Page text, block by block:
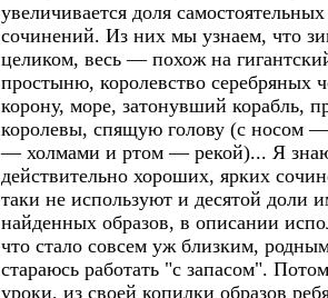
увеличивается доля
сочинений. Из них мы узнаем, что
целиком, весь — похож на
простыню, королевство серебряных
корону, море, затонувший корабль,
королевы, спящую голову (с носом —
— холмами и ртом — рекой)... Я
действительно хороших, ярких
таки не используют и десятой доли
найденных образов, в описании
что стало совсем уж близким,
стараюсь работать "с запасом".
уроки, из своей копилки образов